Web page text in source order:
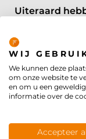
Uiteraard
zelfstandig
Voor Elkaar
waar hij de
Deze
inzet van de
gedreven
WIJ
We kunnen deze
om onze website te
en om u een
informatie over de
Accepteer